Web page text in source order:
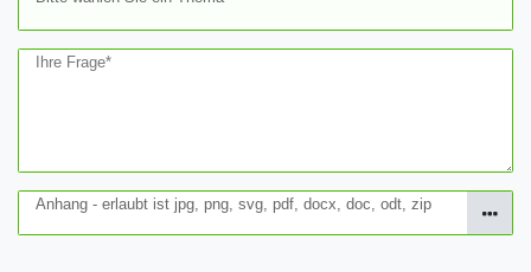
Ihre Frage*
Anhang - erlaubt ist jpg, png, svg, pdf, docx, doc, odt, zip